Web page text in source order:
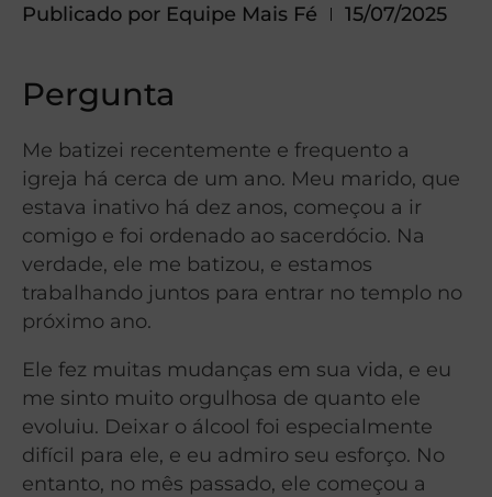
Publicado por Equipe Mais Fé 15/07/2025
Pergunta
Me batizei recentemente e frequento a
igreja há cerca de um ano. Meu marido, que
estava inativo há dez anos, começou a ir
comigo e foi ordenado ao sacerdócio. Na
verdade, ele me batizou, e estamos
trabalhando juntos para entrar no templo no
próximo ano.
Ele fez muitas mudanças em sua vida, e eu
me sinto muito orgulhosa de quanto ele
evoluiu. Deixar o álcool foi especialmente
difícil para ele, e eu admiro seu esforço. No
entanto, no mês passado, ele começou a